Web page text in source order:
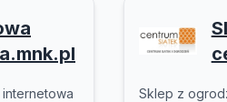
Sklep z